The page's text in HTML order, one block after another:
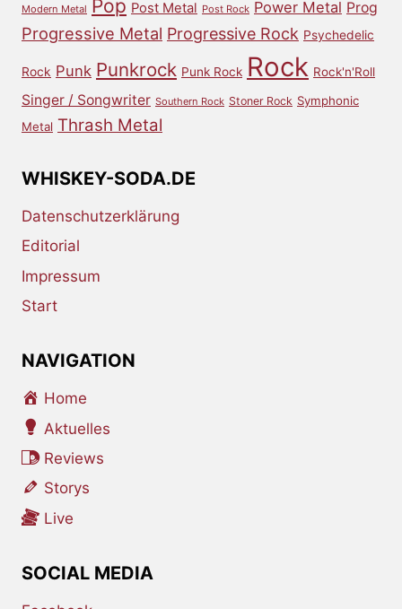
Modern Metal Pop Post Metal Post Rock Power Metal Prog
Progressive Metal Progressive Rock Psychedelic
Rock Punk Punkrock Punk Rock Rock Rock'n'Roll
Singer / Songwriter Southern Rock Stoner Rock Symphonic
Metal Thrash Metal
WHISKEY-SODA.DE
Datenschutzerklärung
Editorial
Impressum
Start
NAVIGATION
Home
Aktuelles
Reviews
Storys
Live
SOCIAL MEDIA